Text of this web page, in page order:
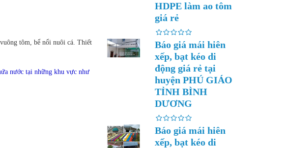
tôm, bể nổi nuôi cá. Thiết
nước tại những khu vực như
HDPE làm ao tôm
giá rẻ
Báo giá mái hiên
xếp, bạt kéo di
động giá rẻ tại
huyện PHÚ GIÁO
TỈNH BÌNH
DƯƠNG
Báo giá mái hiên
xếp, bạt kéo di